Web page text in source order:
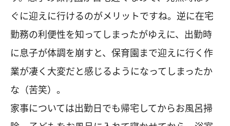
ぐに迎えに行けるのがメリットですね。逆に在宅
勤務の利便性を知ってしまったがゆえに、出勤時
に息子が体調を崩すと、保育園まで迎えに行く作
業が凄く大変だと感じるようになってしまったか
な（苦笑）。
家事については出勤日でも帰宅してからお風呂掃